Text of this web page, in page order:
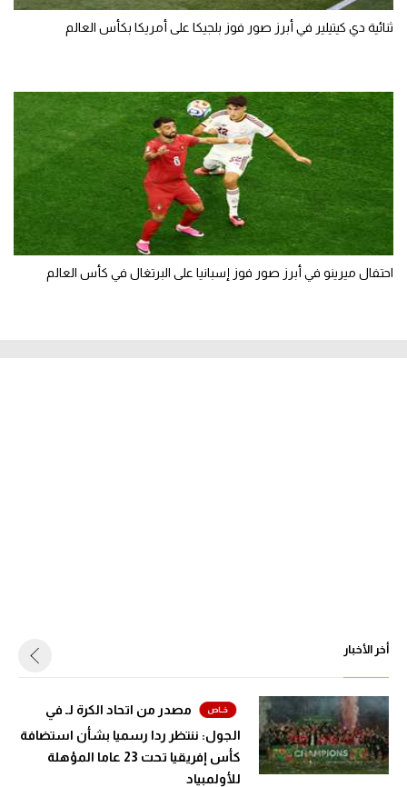
ثنائية دي كيتيلير في أبرز صور فوز بلجيكا على أمريكا بكأس العالم
احتفال ميرينو في أبرز صور فوز إسبانيا على البرتغال في كأس العالم
أخر الأخبار
مصدر من اتحاد الكرة لـ في
الجول: ننتظر ردا رسميا بشأن استضافة
كأس إفريقيا تحت 23 عاما المؤهلة
للأولمبياد